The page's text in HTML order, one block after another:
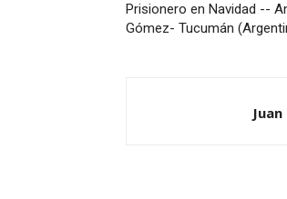
Prisionero en Navidad --
Gómez- Tucumán
Juan